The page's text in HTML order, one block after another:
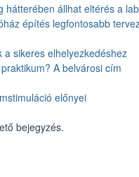
hátterében állhat eltérés a
építés legfontosabb
a sikeres elhelyezkedéshez
A belvárosi cím
előnyei
bejegyzés.